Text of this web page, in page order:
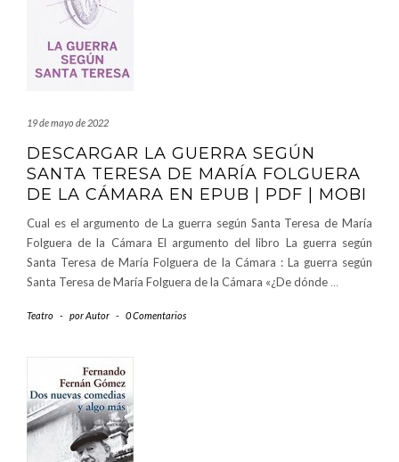
19 de mayo de 2022
DESCARGAR LA GUERRA SEGÚN
SANTA TERESA DE MARÍA FOLGUERA
DE LA CÁMARA EN EPUB | PDF | MOBI
Cual es el argumento de La guerra según Santa Teresa de María
Folguera de la Cámara El argumento del libro La guerra según
Santa Teresa de María Folguera de la Cámara : La guerra según
Santa Teresa de María Folguera de la Cámara «¿De dónde …
Teatro - porAutor - 0 Comentarios